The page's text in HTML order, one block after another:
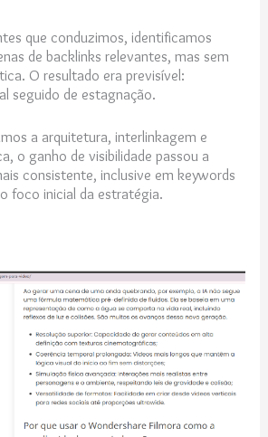
que conduzimos, identificamos
de backlinks relevantes, mas sem
O resultado era previsível:
seguido de estagnação.
a arquitetura, interlinkagem e
o ganho de visibilidade passou a
consistente, inclusive em keywords
foco inicial da estratégia.